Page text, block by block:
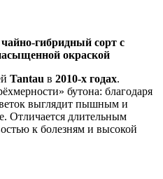
сорт с
окраской
Tantau в 2010‑х годах.
бутона: благодаря
выглядит пышным и
Отличается длительным
к болезням и высокой